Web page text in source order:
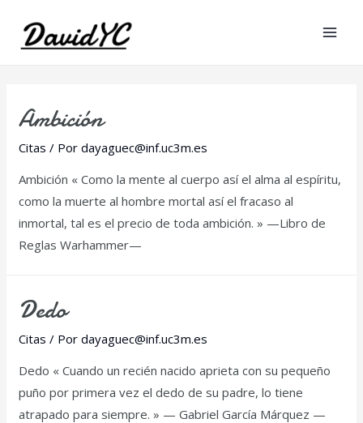
Ambición
Citas / Pordayaguec@inf.uc3m.es
Ambición « Como la mente al cuerpo así el alma al espíritu,
como la muerte al hombre mortal así el fracaso al
inmortal, tal es el precio de toda ambición. » —Libro de
Reglas Warhammer—
Dedo
Citas / Pordayaguec@inf.uc3m.es
Dedo « Cuando un recién nacido aprieta con su pequeño
puño por primera vez el dedo de su padre, lo tiene
atrapado para siempre. » — Gabriel García Márquez —